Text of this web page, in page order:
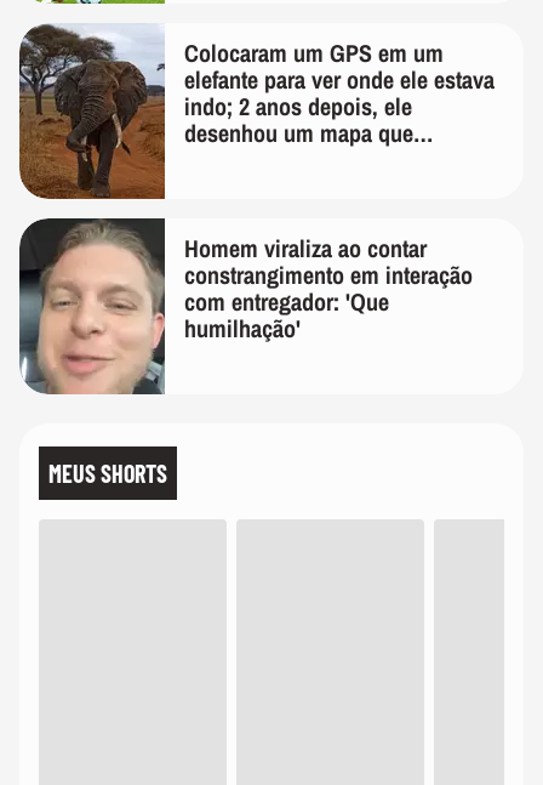
Colocaram um GPS em um
elefante para ver onde ele estava
indo; 2 anos depois, ele
desenhou um mapa que
Homem viraliza ao contar
constrangimento em interação
com entregador: 'Que
humilhação'
MEUS SHORTS